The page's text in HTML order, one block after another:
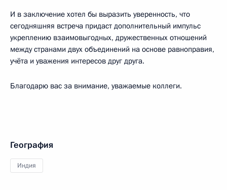
И в заключение хотел бы выразить уверенность, что
сегодняшняя встреча придаст дополнительный импульс
укреплению взаимовыгодных, дружественных отношений
между странами двух объединений на основе равноправия,
учёта и уважения интересов друг друга.
Благодарю вас за внимание, уважаемые коллеги.
География
Индия